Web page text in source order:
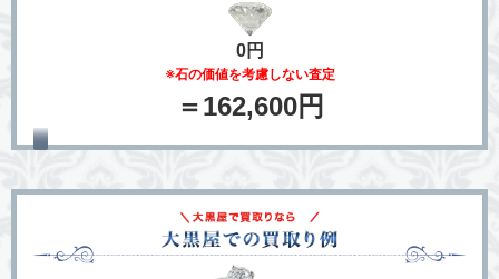
0円
※石の価値を考慮しない査定
＝162,600円